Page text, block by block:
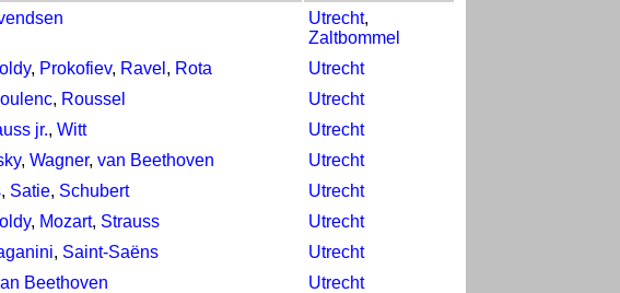
Utrecht,
Zaltbommel
, Prokofiev, Ravel , Rota
Utrecht
, Roussel
Utrecht
jr., Witt
Utrecht
, Wagner, van Beethoven
Utrecht
, Satie, Schubert
Utrecht
, Mozart, Strauss
Utrecht
, Saint-Saëns
Utrecht
Beethoven
Utrecht